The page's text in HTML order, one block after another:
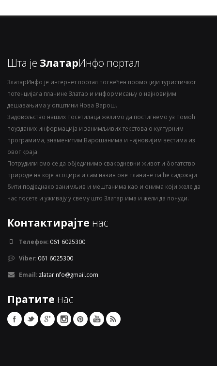
Шта је ЗлатарИнфо портал
ЗлатарИнфо је интернет портал посвећен промоцији туристичког
потенцијала планине Златар и информисању о најновијим
дешавањима у општини Нова Варош.
Задовољство наших посетилаца желимо да постигнемо уз помоћ
поузданих информација и занимљивих текстова о културним
програмима, знаменитим Варошанима и најновијим вестима из
овог краја.
Потрудили смо се да објединимо свакодневни живот и богатство
природе на које асоцира и сам назив ове планине па ће садржаји
бити подједнако занимљив и мештанима као и онима који желе да
нас посете и уживају у свему што Златар има и жели да понуди.
Контактирајте нас
Телефон: 061 6025300
Viber: 061 6025300
Email: zlatarinfo@gmail.com
Пратите нас